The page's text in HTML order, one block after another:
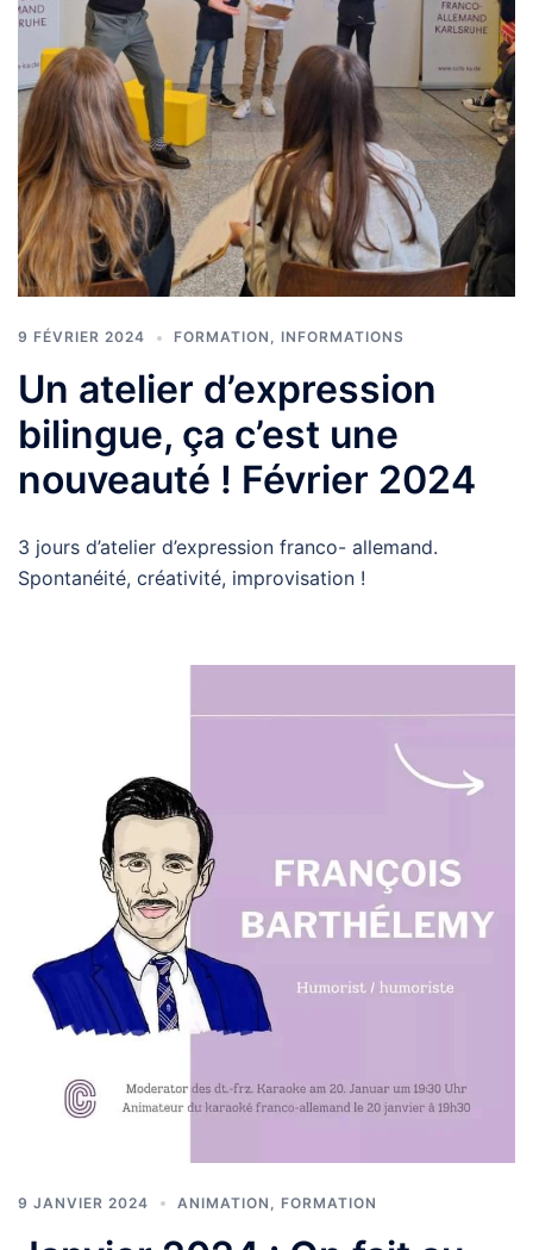
9 FÉVRIER 2024 FORMATION INFORMATIONS
Un atelier d’expression
bilingue, ça c’est une
nouveauté ! Février 2024
3 jours d’atelier d’expression franco- allemand.
Spontanéité, créativité, improvisation !
9 JANVIER 2024 ANIMATION FORMATION